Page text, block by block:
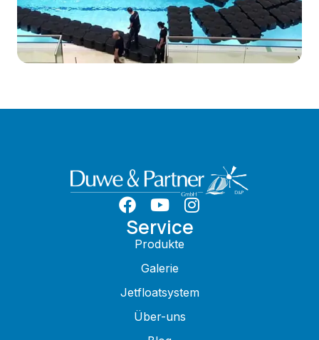
Service
Produkte
Galerie
Jetfloatsystem
Über-uns